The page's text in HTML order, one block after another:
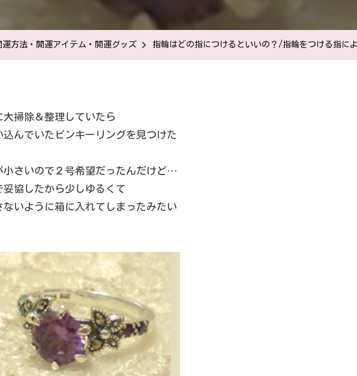
運方法・開運アイテム・開運グッズ 指輪はどの指につけるといいの？/指輪をつける指に
大掃除＆整理していたら
込んでいたピンキーリングを見つけた
小さいので２号希望だったんだけど…
妥協したから少しゆるくて
ないように箱に入れてしまったみたい